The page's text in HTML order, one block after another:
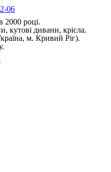
06
2000 році.
кутові дивани, крісла.
м. Кривий Ріг).